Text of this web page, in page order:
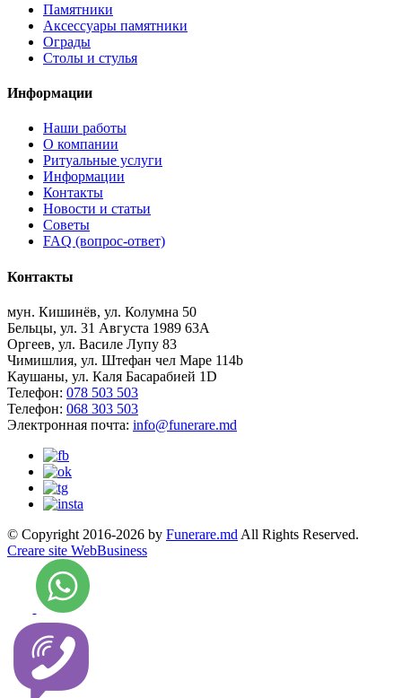
Памятники
Аксессуары памятники
Ограды
Столы и стулья
Информации
Наши работы
О компании
Ритуальные услуги
Информации
Контакты
Новости и статьи
Советы
FAQ (вопрос-ответ)
Контакты
мун. Кишинёв, ул. Колумна 50
Бельцы, ул. 31 Августа 1989 63А
Оргеев, ул. Василе Лупу 83
Чимишлия, ул. Штефан чел Маре 114b
Каушаны, ул. Каля Басарабией 1D
Телефон: 078 503 503
Телефон: 068 303 503
Электронная почта: info@funerare.md
© Copyright 2016-2026 by Funerare.md All Rights Reserved.
Creare site WebBusiness